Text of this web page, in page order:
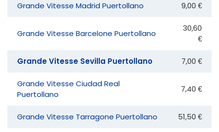
Grande Vitesse Madrid Puertollano 9,00 €
Grande Vitesse Barcelone Puertollano
30,60
€
Grande Vitesse Sevilla Puertollano 7,00 €
Grande Vitesse Ciudad Real
Puertollano
7,40 €
Grande Vitesse Tarragone Puertollano 51,50 €